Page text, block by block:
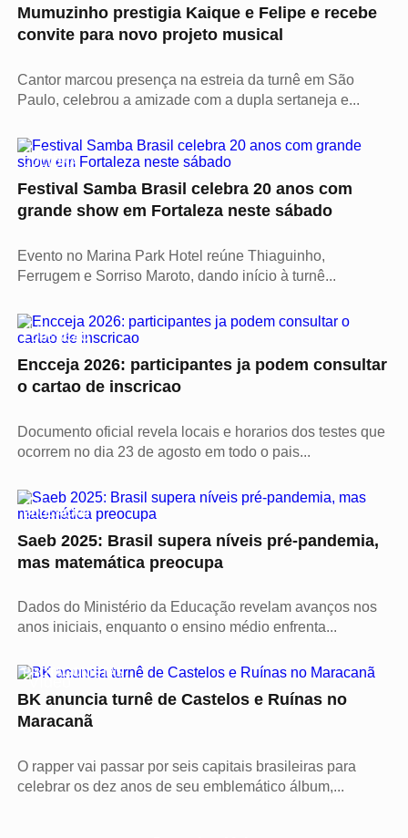
Mumuzinho prestigia Kaique e Felipe e recebe
convite para novo projeto musical
Cantor marcou presença na estreia da turnê em São
Paulo, celebrou a amizade com a dupla sertaneja e...
Vídeo
CULTURA
Festival Samba Brasil celebra 20 anos com
grande show em Fortaleza neste sábado
Evento no Marina Park Hotel reúne Thiaguinho,
Ferrugem e Sorriso Maroto, dando início à turnê...
Vídeo
EDUCAÇÃO
Encceja 2026: participantes ja podem consultar
o cartao de inscricao
Documento oficial revela locais e horarios dos testes que
ocorrem no dia 23 de agosto em todo o pais...
Vídeo
EDUCAÇÃO
Saeb 2025: Brasil supera níveis pré-pandemia,
mas matemática preocupa
Dados do Ministério da Educação revelam avanços nos
anos iniciais, enquanto o ensino médio enfrenta...
Vídeo
PROTAGONISTAS
BK anuncia turnê de Castelos e Ruínas no
Maracanã
O rapper vai passar por seis capitais brasileiras para
celebrar os dez anos de seu emblemático álbum,...